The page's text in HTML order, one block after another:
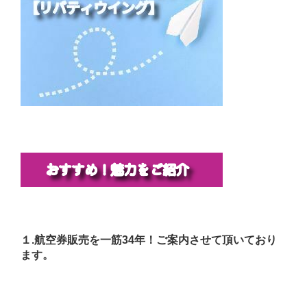
１.航空券販売を一筋34年！ご案内させて頂いており
ます。